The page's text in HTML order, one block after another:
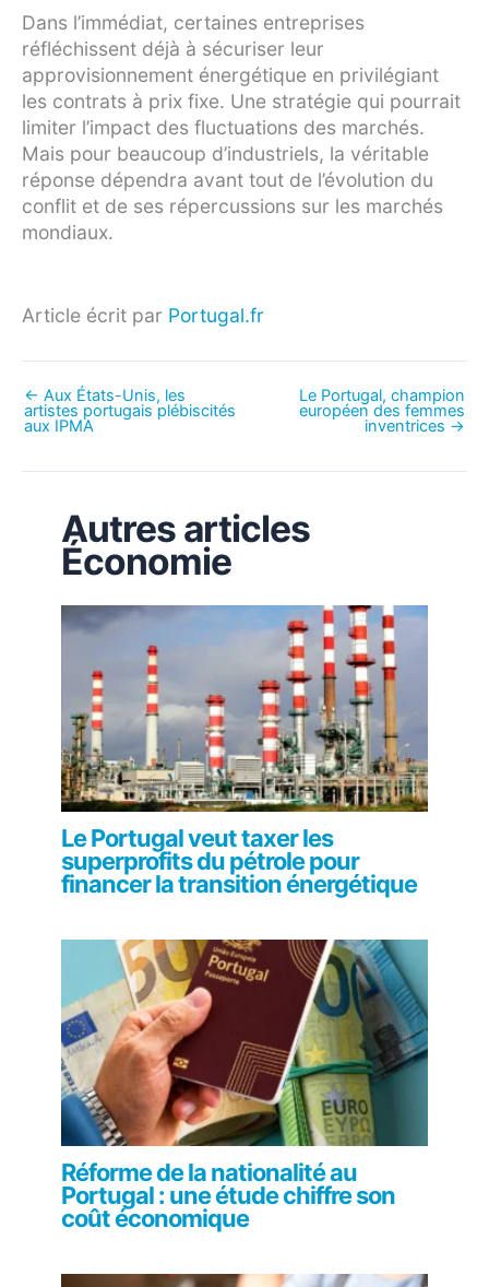
Dans l’immédiat, certaines entreprises
réfléchissent déjà à sécuriser leur
approvisionnement énergétique en privilégiant
les contrats à prix fixe. Une stratégie qui pourrait
limiter l’impact des fluctuations des marchés.
Mais pour beaucoup d’industriels, la véritable
réponse dépendra avant tout de l’évolution du
conflit et de ses répercussions sur les marchés
mondiaux.
Article écrit par Portugal.fr
← Aux États-Unis, les
artistes portugais plébiscités
aux IPMA
Le Portugal, champion
européen des femmes
inventrices →
Autres articles
Économie
Le Portugal veut taxer les
superprofits du pétrole pour
financer la transition énergétique
Réforme de la nationalité au
Portugal : une étude chiffre son
coût économique